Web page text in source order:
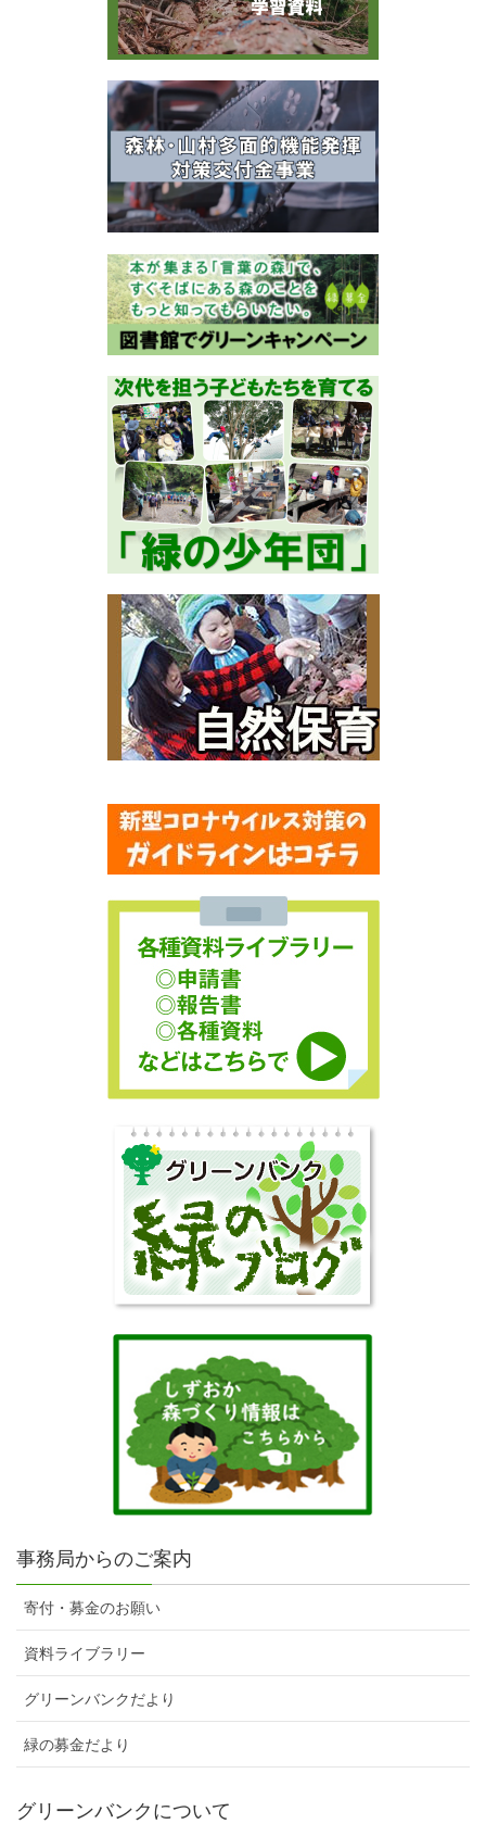
事務局からのご案内
寄付・募金のお願い
資料ライブラリー
グリーンバンクだより
緑の募金だより
グリーンバンクについて